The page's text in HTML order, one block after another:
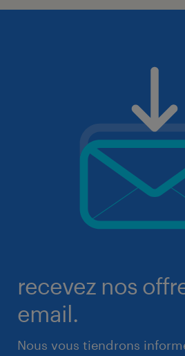
recevez nos
email.
Nous vous tiendrons